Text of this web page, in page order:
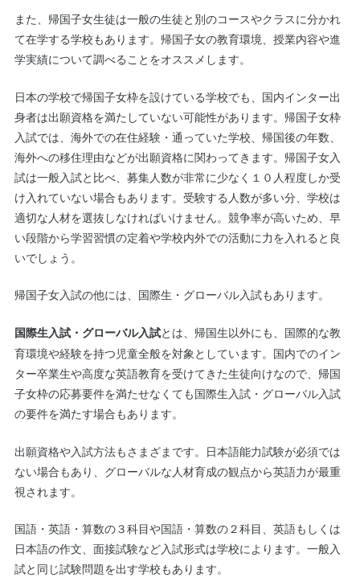
また、帰国子女生徒は一般の生徒と別のコースやクラスに分かれ
て在学する学校もあります。帰国子女の教育環境、授業内容や進
学実績について調べることをオススメします。
日本の学校で帰国子女枠を設けている学校でも、国内インター出
身者は出願資格を満たしていない可能性があります。帰国子女枠
入試では、海外での在住経験・通っていた学校、帰国後の年数、
海外への移住理由などが出願資格に関わってきます。帰国子女入
試は一般入試と比べ、募集人数が非常に少なく１０人程度しか受
け入れていない場合もあります。受験する人数が多い分、学校は
適切な人材を選抜しなければいけません。競争率が高いため、早
い段階から学習習慣の定着や学校内外での活動に力を入れると良
いでしょう。
帰国子女入試の他には、国際生・グローバル入試もあります。
国際生入試・グローバル入試とは、帰国生以外にも、国際的な教
育環境や経験を持つ児童全般を対象としています。国内でのイン
ター卒業生や高度な英語教育を受けてきた生徒向けなので、帰国
子女枠の応募要件を満たせなくても国際生入試・グローバル入試
の要件を満たす場合もあります。
出願資格や入試方法もさまざまです。日本語能力試験が必須では
ない場合もあり、グローバルな人材育成の観点から英語力が最重
視されます。
国語・英語・算数の３科目や国語・算数の２科目、英語もしくは
日本語の作文、面接試験など入試形式は学校によります。一般入
試と同じ試験問題を出す学校もあります。